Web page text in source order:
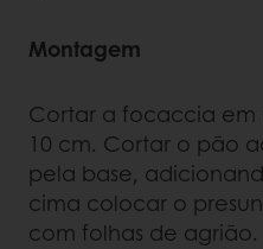
Montagem
Cortar a focaccia em
10 cm. Cortar o pão
pela base,
cima colocar o
com folhas de agrião.